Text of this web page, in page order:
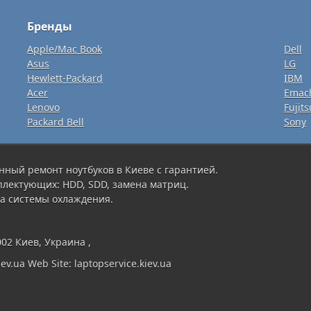
Бренды
Apple/Mac Book
Asus
Hewlett-Packard
Acer
Lenovo
Packard Bell
Dell
LG
IBM
Sony
ремонт ноутбуков в Киеве с гарантией.
HDD, SDD, замена матриц.
системы охлаждения.
Киев, Украина ,
Web Site: laptopservice.kiev.ua